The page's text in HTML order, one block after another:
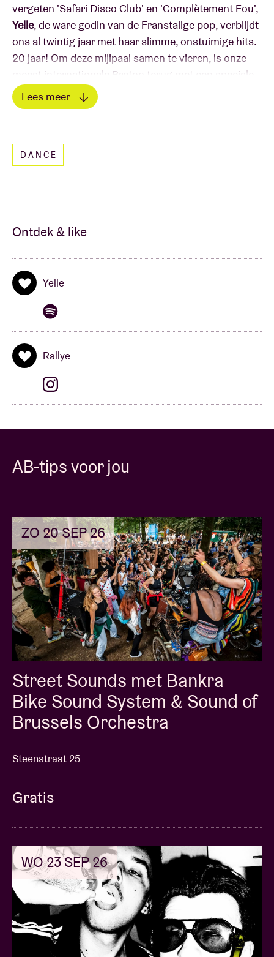
vergeten 'Safari Disco Club' en 'Complètement Fou',
Yelle, de ware godin van de Franstalige pop, verblijdt
ons al twintig jaar met haar slimme, onstuimige hits.
20 jaar! Om deze mijlpaal samen te vieren, is onze
meest internationale Breton terug met een speciale
show, die haar creatieve decennia in de lengte,
breedte en vooral diepte dekt!
Lees meer
DANCE
Ontdek & like
Yelle
Rallye
AB-tips voor jou
ZO 20 SEP 26
Street Sounds met Bankra
Bike Sound System & Sound of
Brussels Orchestra
Steenstraat 25
Gratis
WO 23 SEP 26